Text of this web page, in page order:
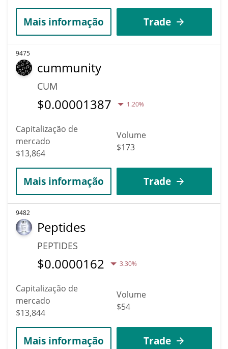
Mais informação Trade
9475
cummunity
CUM
$0.00001387 1.20%
Capitalização de
mercado
$13,864
Volume
$173
Mais informação Trade
9482
Peptides
PEPTIDES
$0.0000162 3.30%
Capitalização de
mercado
$13,844
Volume
$54
Mais informação Trade